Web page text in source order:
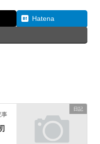
Hatena
日記
事